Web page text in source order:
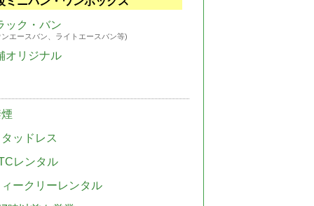
ック・バン
エースバン、ライトエースバン等)
オリジナル
ッドレス
レンタル
ークリーレンタル